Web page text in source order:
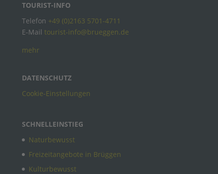
TOURIST-INFO
Telefon +49 (0)2163 5701-4711
E-Mail tourist-info@brueggen.de
mehr
DATENSCHUTZ
Cookie-Einstellungen
SCHNELLEINSTIEG
Naturbewusst
Freizeitangebote in Brüggen
Kulturbewusst